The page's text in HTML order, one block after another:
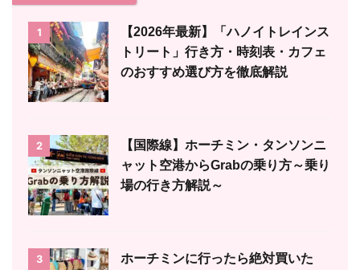
1
【2026年最新】「ハノイトレインス
トリート」行き方・時刻表・カフェ
のおすすめ選び方を徹底解説
2
【国際線】ホーチミン・タンソンニ
ャット空港からGrabの乗り方～乗り
場の行き方解説～
3
ホーチミンに行ったら絶対買いた